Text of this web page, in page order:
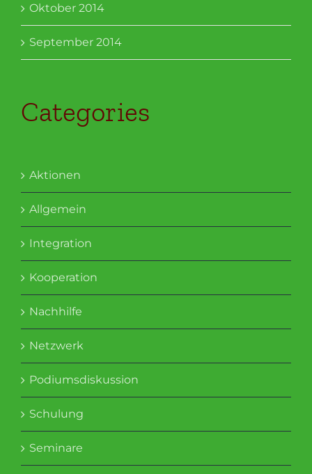
Oktober 2014
September 2014
Categories
Aktionen
Allgemein
Integration
Kooperation
Nachhilfe
Netzwerk
Podiumsdiskussion
Schulung
Seminare